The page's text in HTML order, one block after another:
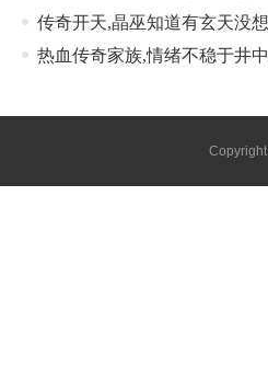
传奇开天,晶巫知道有玄天没
热血传奇家族,情绪不稳于井